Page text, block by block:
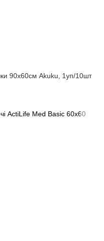
90х60см Akuku, 1уп/10шт